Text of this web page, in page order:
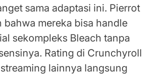
sama adaptasi ini. Pierrot
bahwa mereka bisa handle
sekompleks Bleach tanpa
Rating di Crunchyroll
lainnya langsung